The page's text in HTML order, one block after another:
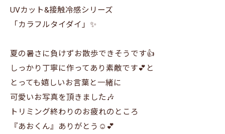
UVカット&接触冷感シリーズ
「カラフルタイダイ」✨
夏の暑さに負けずお散歩できそうです👍
しっかり丁寧に作ってあり素敵です💕と
とっても嬉しいお言葉と一緒に
可愛いお写真を頂きました🎶
トリミング終わりのお疲れのところ
『あおくん』ありがとう☺️💕